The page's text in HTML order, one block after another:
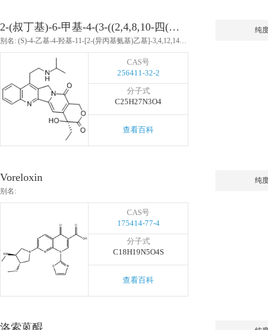
2-(叔丁基)-6-甲基-4-(3-((2,4,8,10-四(叔丁基)二苯并[d,f][1,3,2]二恶磷环庚烷-6-基)氧)丙基)苯酚
别名: (S)-4-乙基-4-羟基-11-[2-(异丙基氨基)乙基]-3,4,12,14-四氢-1H-吡喃并[3',4':6,7]氮茚并[1,2-B]喹啉-3,14-二酮
CAS号
256411-32-2
分子式
C25H27N3O4
查看百科
纯
Voreloxin
别名:
CAS号
175414-77-4
分子式
C18H19N5O4S
查看百科
纯
洛索蒽醌